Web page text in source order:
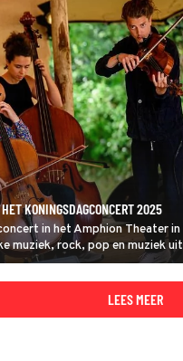
KONINGSDAGCONCERT 2025
in het Amphion Theater in
muziek, rock, pop en muziek uit
op.
LEES MEER